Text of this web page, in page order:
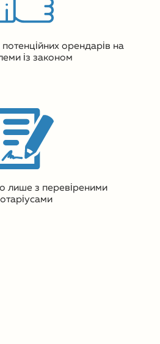
орендарів на
із законом
лише з перевіреними